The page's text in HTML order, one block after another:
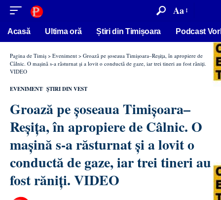
conținut Aa
Acasă Ultima oră Știri din Timișoara Podcast
Pagina de Timiș > Eveniment > Groază pe șoseaua Timișoara–Reșița, în apropiere de
Câlnic. O mașină s-a răsturnat și a lovit o conductă de gaze, iar trei tineri au fost răniți.
VIDEO
EVENIMENT ȘTIRI DIN VEST
Groază pe șoseaua Timișoara–
Reșița, în apropiere de Câlnic. O
mașină s-a răsturnat și a lovit o
conductă de gaze, iar trei tineri au
fost răniți. VIDEO